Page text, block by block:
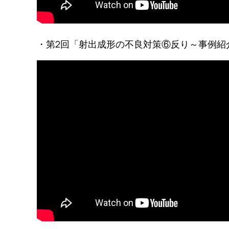
・第2回「射出成形の不良対策⑥反り～事例紹